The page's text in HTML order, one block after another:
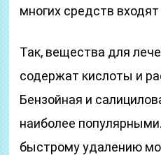
многих средств
Так, вещества для
содержат кислоты и
Бензойная и
наиболее
быстрому удалению